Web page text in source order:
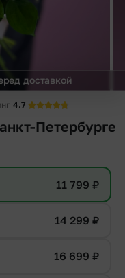
доставкой
4.7
Петербурге
11 799 ₽
14 299 ₽
16 699 ₽